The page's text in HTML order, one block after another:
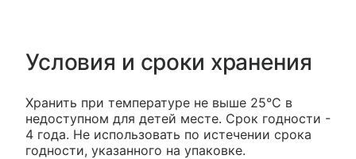
Условия и сроки хранения
Хранить при температуре не выше 25°С в
недоступном для детей месте. Срок годности -
4 года. Не использовать по истечении срока
годности, указанного на упаковке.